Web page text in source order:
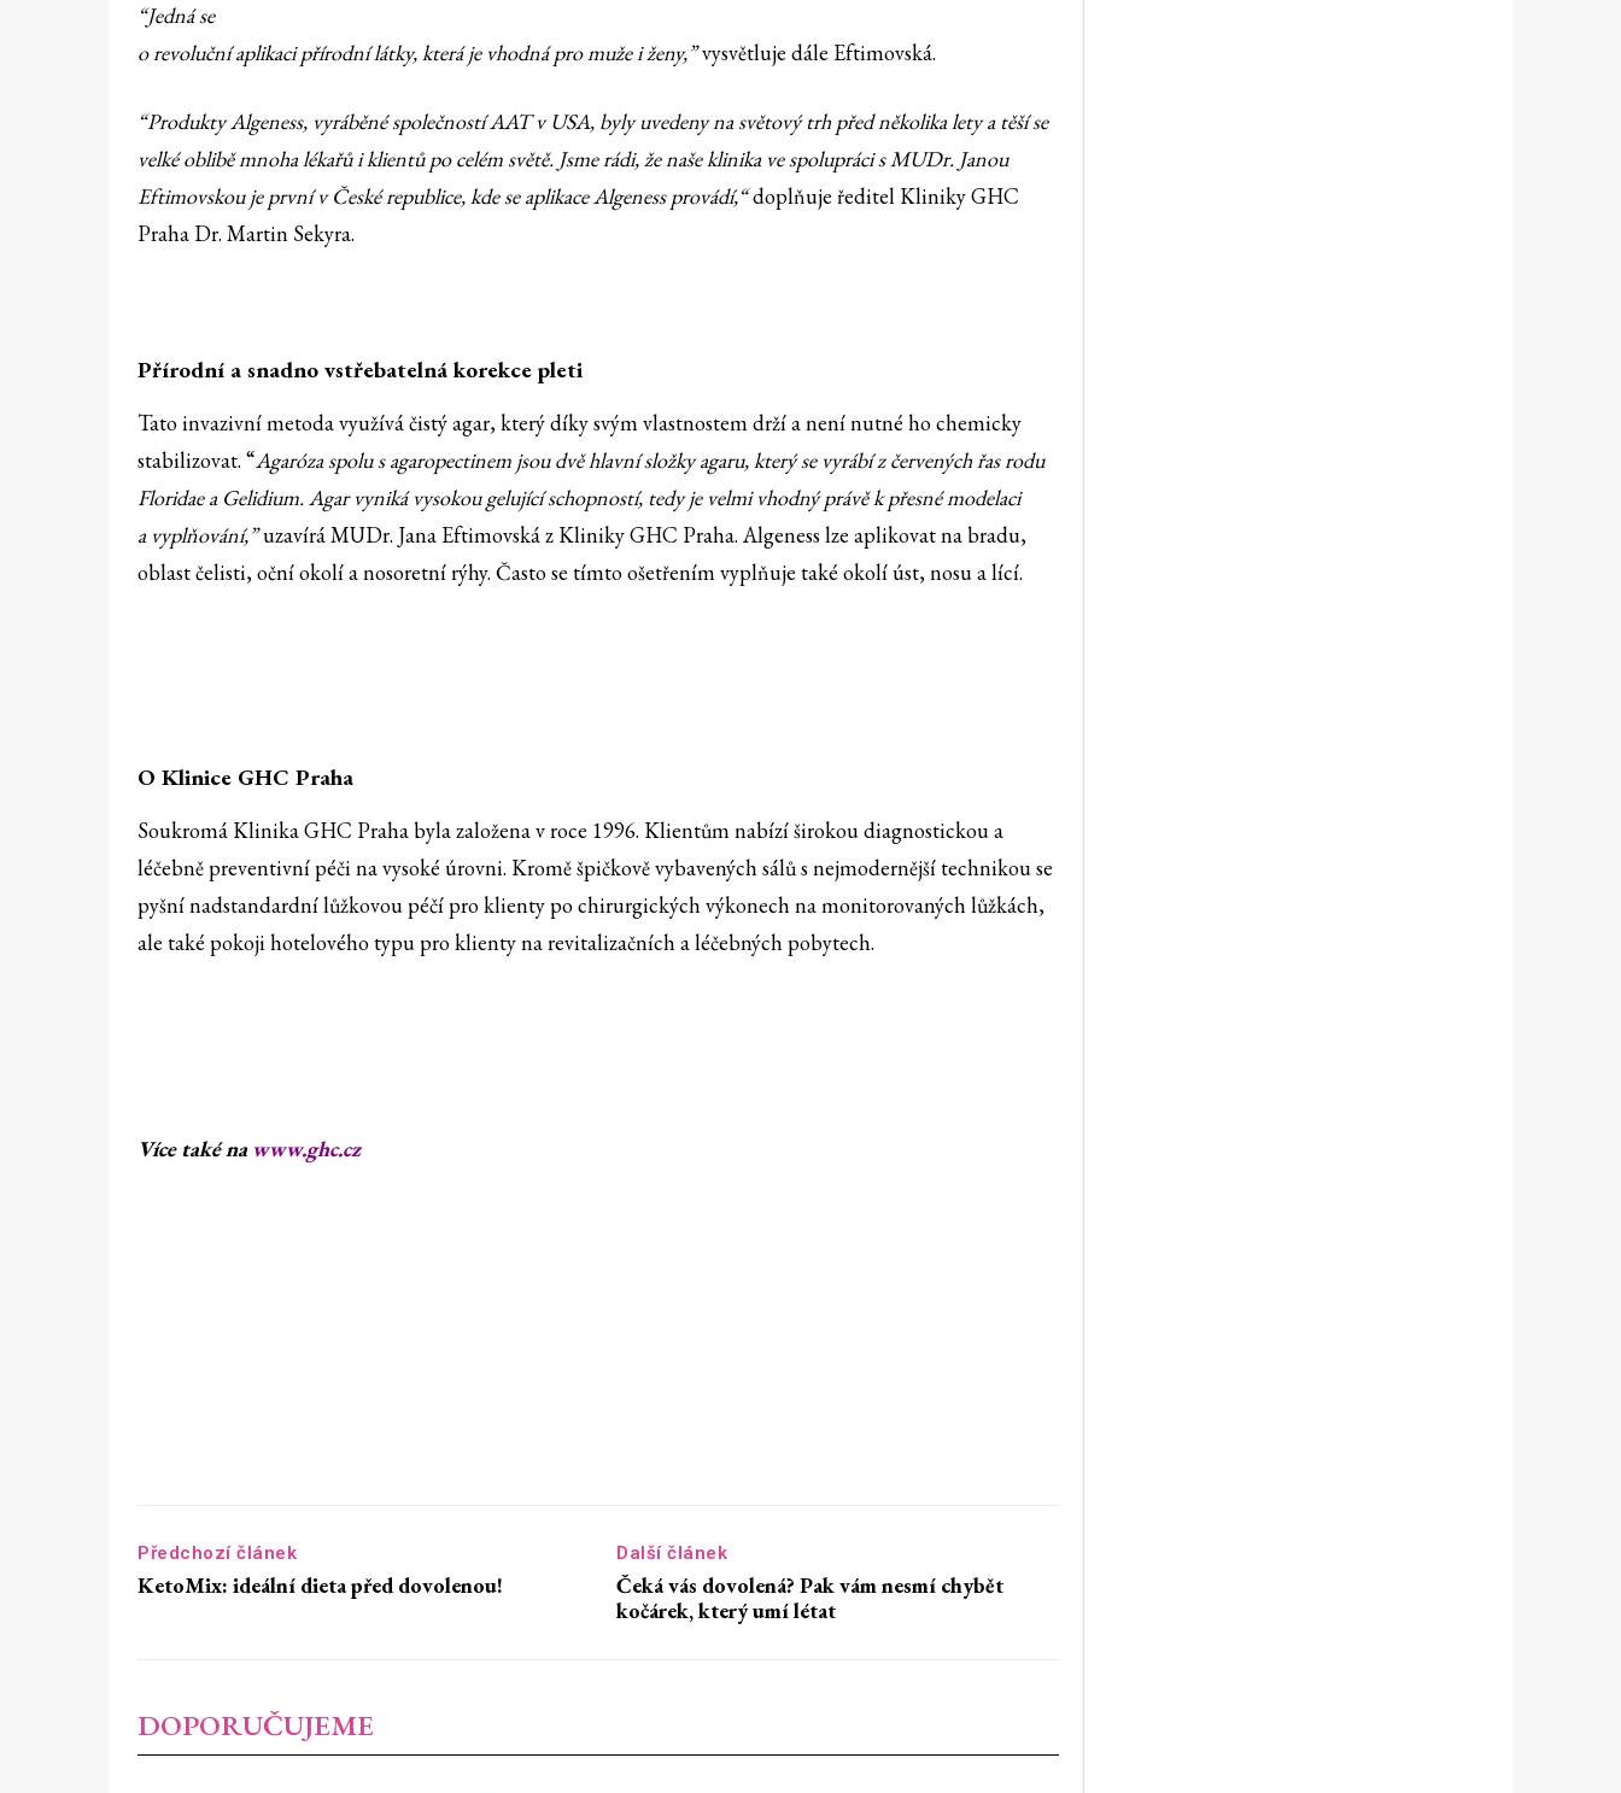
“Jedná se
o revoluční aplikaci přírodní látky, která je vhodná pro muže i ženy,”vysvětluje dále Eftimovská.
“Produkty Algeness, vyráběné společností AAT v USA, byly uvedeny na světový trh před několika lety a těší se
velké oblibě mnoha lékařů i klientů po celém světě. Jsme rádi, že naše klinika ve spolupráci s MUDr. Janou
Eftimovskou je první v České republice, kde se aplikace Algeness provádí,“doplňuje ředitel Kliniky GHC
Praha Dr. Martin Sekyra.
Přírodní a snadno vstřebatelná korekce pleti
Tato invazivní metoda využívá čistý agar, který díky svým vlastnostem drží a není nutné ho chemicky
stabilizovat. “Agaróza spolu s agaropectinem jsou dvě hlavní složky agaru, který se vyrábí z červených řas rodu
Floridae a Gelidium. Agar vyniká vysokou gelující schopností, tedy je velmi vhodný právě k přesné modelaci
a vyplňování,”uzavírá MUDr. Jana Eftimovská z Kliniky GHC Praha. Algeness lze aplikovat na bradu,
oblast čelisti, oční okolí a nosoretní rýhy. Často se tímto ošetřením vyplňuje také okolí úst, nosu a lící.
O Klinice GHC Praha
Soukromá Klinika GHC Praha byla založena v roce 1996. Klientům nabízí širokou diagnostickou a
léčebně preventivní péči na vysoké úrovni. Kromě špičkově vybavených sálů s nejmodernější technikou se
pyšní nadstandardní lůžkovou péčí pro klienty po chirurgických výkonech na monitorovaných lůžkách,
ale také pokoji hotelového typu pro klienty na revitalizačních a léčebných pobytech.
Více také na www.ghc.cz
Předchozí článek
KetoMix: ideální dieta před dovolenou!
Další článek
Čeká vás dovolená? Pak vám nesmí chybět
kočárek, který umí létat
DOPORUČUJEME